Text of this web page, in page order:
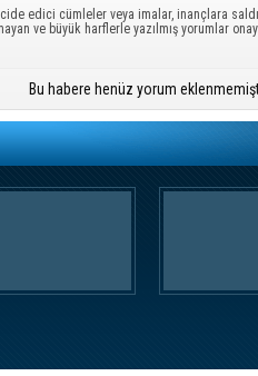
edici cümleler veya imalar, inançlara
ve büyük harflerle yazılmış yorumlar
Bu habere henüz yorum